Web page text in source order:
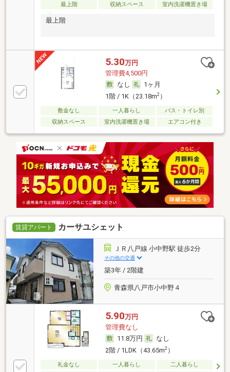
最上階
収納スペース 室内洗濯機置き場
最上階
5.30万円
管理費4,500円
なし
1ヶ月
1階 / 1K（23.18m2）
敷金なし 一人暮らし
バス・トイレ別
収納スペース
室内洗濯機置き場 エアコン付き
賃貸アパート カーサユシェット
ＪＲ八戸線 小中野駅 徒歩2分
その他の交通
築3年 / 2階建
青森県八戸市小中野４
5.90万円
管理費なし
11.8万円
なし
2階 / 1LDK（43.65m2）
礼金なし 一人暮らし 二人暮らし